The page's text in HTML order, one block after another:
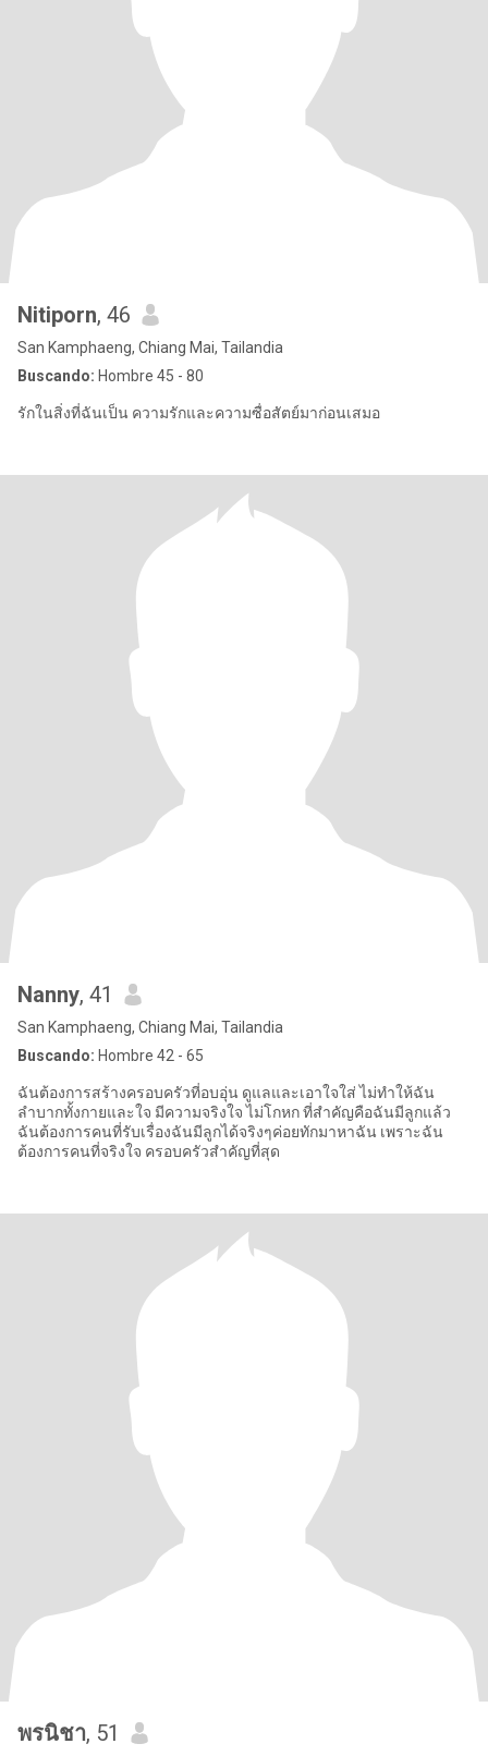
Nitiporn, 46
San Kamphaeng, Chiang Mai, Tailandia
Buscando: Hombre 45 - 80
รักในสิ่งที่ฉันเป็น ความรักและความซื่อสัตย์มาก่อนเสมอ
Nanny, 41
San Kamphaeng, Chiang Mai, Tailandia
Buscando: Hombre 42 - 65
ฉันต้องการสร้างครอบครัวที่อบอุ่น ดูแลและเอาใจใส่ ไม่ทำให้ฉัน
ลำบากทั้งกายและใจ มีความจริงใจ ไม่โกหก ที่สำคัญคือฉันมีลูกแล้ว
ฉันต้องการคนที่รับเรื่องฉันมีลูกได้จริงๆค่อยทักมาหาฉัน เพราะฉัน
ต้องการคนที่จริงใจ ครอบครัวสำคัญที่สุด
พรนิชา, 51